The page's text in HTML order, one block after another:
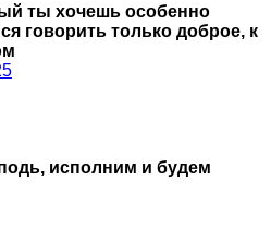
ты хочешь особенно
говорить только доброе, к
исполним и будем